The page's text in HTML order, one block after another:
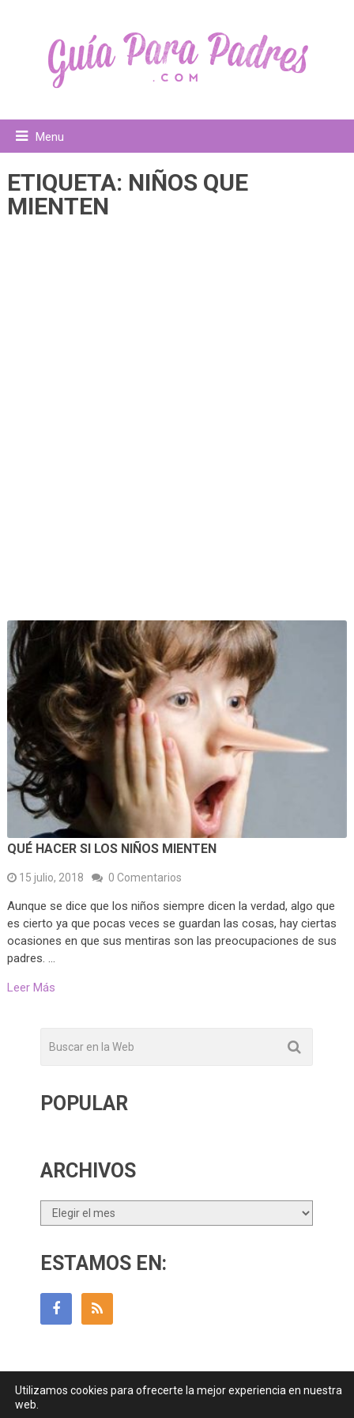
Menu
ETIQUETA: NIÑOS QUE
MIENTEN
QUÉ HACER SI LOS NIÑOS MIENTEN
15 julio, 2018 0 Comentarios
Aunque se dice que los niños siempre dicen la verdad, algo que
es cierto ya que pocas veces se guardan las cosas, hay ciertas
ocasiones en que sus mentiras son las preocupaciones de sus
padres. …
Leer Más
POPULAR
ARCHIVOS
Archivos
ESTAMOS EN:
Utilizamos cookies para ofrecerte la mejor experiencia en nuestra
web.